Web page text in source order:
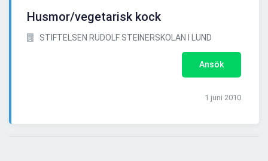
Husmor/vegetarisk kock
STIFTELSEN RUDOLF STEINERSKOLAN I LUND
Ansök
1 juni 2010